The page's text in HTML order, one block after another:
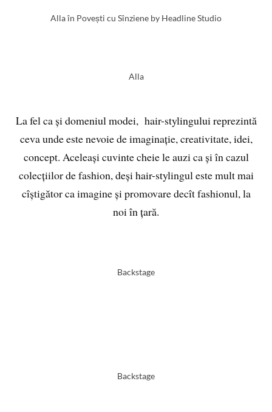
Alla în Povești cu Sînziene by Headline Studio
Alla
La fel ca și domeniul modei, hair-stylingului reprezintă
ceva unde este nevoie de imaginație, creativitate, idei,
concept. Aceleași cuvinte cheie le auzi ca și în cazul
colecțiilor de fashion, deși hair-stylingul este mult mai
cîștigător ca imagine și promovare decît fashionul, la
noi în țară.
Backstage
Backstage